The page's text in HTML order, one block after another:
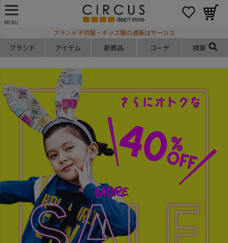
MENU
ブランド子供服・キッズ服の通販はサーカス
ブランド アイテム 新商品 コーデ 検索